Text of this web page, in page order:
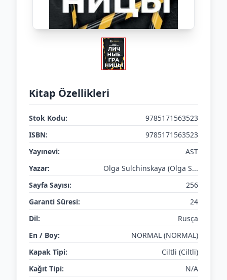
Kitap Özellikleri
Stok Kodu:
9785171563523
ISBN:
9785171563523
Yayınevi:
AST
Yazar:
Olga Sulchinskaya (Olga S...
Sayfa Sayısı:
256
Garanti Süresi:
24
Dil:
Rusça
En / Boy:
NORMAL (NORMAL)
Kapak Tipi:
Ciltli (Ciltli)
Kağıt Tipi:
N/A